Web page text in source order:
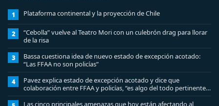
1 Plataforma continental y la proyección de Chile
2
“Cebolla” vuelve al Teatro Mori con un culebrón drag para llorar
de la risa
3
Bassa cuestiona idea de nuevo estado de excepción acotado:
“Las FFAA no son policías”
4
Pavez explica estado de excepción acotado y dice que
colaboración entre FFAA y policías, “es algo del todo pertinente
analizar”
Las cinco principales amenazas que hoy están afectando al